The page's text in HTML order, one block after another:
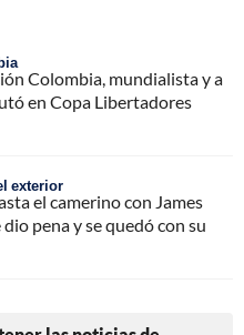
Colombia, mundialista y a
en Copa Libertadores
exterior
el camerino con James
pena y se quedó con su